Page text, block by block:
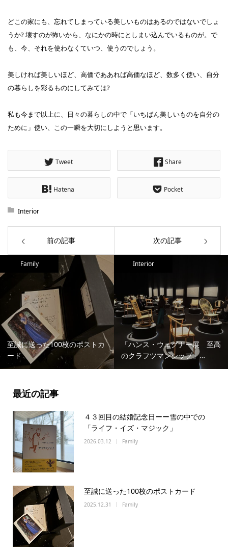
どこの家にも、忘れてしまっている美しいものはあるのではないでしょ
うか? 壊すのが怖いから、なにかの時にとしまい込んでいるものが。で
も、今、それを使わなくていつ、使うのでしょう。
美しければ美しいほど、高価でああれば高価なほど、数多く使い、自分
の暮らしを彩るものにしてみては?
私も今まで以上に、日々の暮らしの中で「いちばん美しいものを自分の
ために」使い、この一瞬を大切にしようと思います。
Tweet Share
Hatena Pocket
Interior
前の記事 次の記事
Family
至誠に送った100枚のポストカ
ード
Interior
「ハンス・ウェグナー展 至高
のクラフツマンシップ」…
最近の記事
４３回目の結婚記念日ーー雪の中での
「ライフ・イズ・マジック」
2026.03.12 Family
至誠に送った100枚のポストカード
2025.12.31 Family